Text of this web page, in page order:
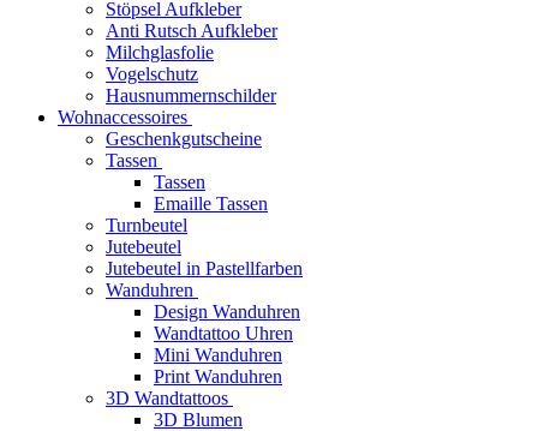
Stöpsel Aufkleber
Anti Rutsch Aufkleber
Milchglasfolie
Vogelschutz
Hausnummernschilder
Wohnaccessoires
Geschenkgutscheine
Tassen
Tassen
Emaille Tassen
Turnbeutel
Jutebeutel
Jutebeutel in Pastellfarben
Wanduhren
Design Wanduhren
Wandtattoo Uhren
Mini Wanduhren
Print Wanduhren
3D Wandtattoos
3D Blumen